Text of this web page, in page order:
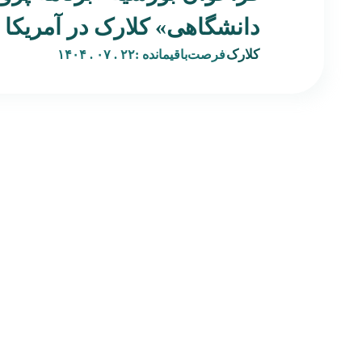
دانشگاهی» کلارک در آمریکا
کلارکفرصت‌باقیمانده :۲۲ . ۰۷ . ۱۴۰۴